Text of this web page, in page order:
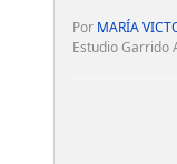
Por MARÍA
Estudio Garrido